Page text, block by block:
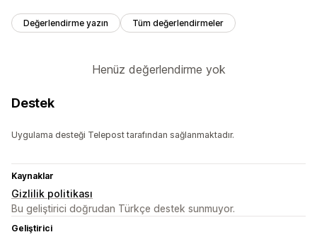
Değerlendirme yazın Tüm değerlendirmeler
Henüz değerlendirme yok
Destek
Uygulama desteği Telepost tarafından sağlanmaktadır.
Kaynaklar
Gizlilik politikası
Bu geliştirici doğrudan Türkçe destek sunmuyor.
Geliştirici